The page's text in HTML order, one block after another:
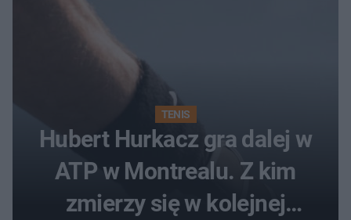
TENIS
Hubert Hurkacz gra dalej w
ATP w Montrealu. Z kim
zmierzy się w kolejnej